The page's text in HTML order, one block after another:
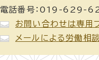
電話番号：019-629-
お問い合わせは専用
メールによる労働相